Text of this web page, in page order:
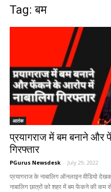
Tag: बम
आतंक
प्रयागराज में बम बनाने और
गिरफ्तार
PGurus Newsdesk - July 29, 2022
प्रयागराज के नाबालिग ऑनलाइन वीडियो
नाबालिग छात्रों को शहर में बम फेंकने की कम